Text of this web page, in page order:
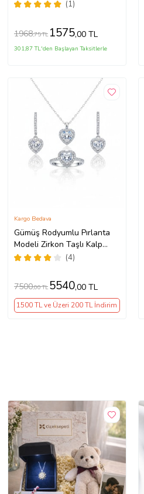
Seti - VK1030-HS
(1)
1968,75 TL 1575,00 TL
301,87 TL'den Başlayan Taksitlerle
Gümüş Rodyumlu Pırlanta
Modeli Zirkon Taşlı Kalp
Kolye Yüzük Küpe Takı Seti
(4)
Kargo Bedava
7500,00 TL 5540,00 TL
1500 TL ve Üzeri 200 TL İndirim